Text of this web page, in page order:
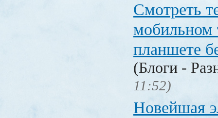
Смотреть
мобильном
планшете
(Блоги -
11:52)
Новейшая